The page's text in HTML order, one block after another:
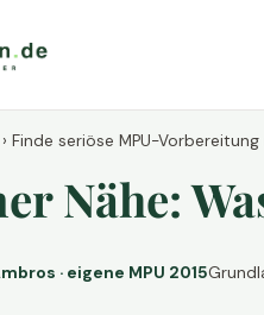
› Finde seriöse MPU-
Nähe:
· eigene MPU 2015